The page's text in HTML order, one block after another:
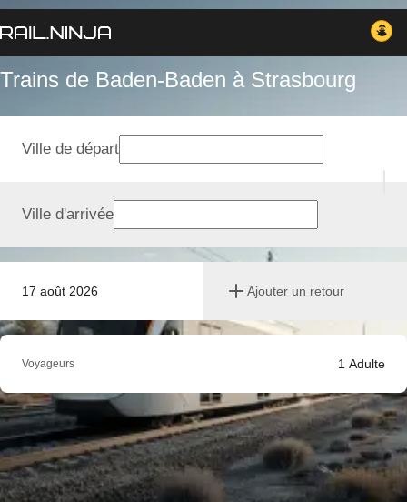
Trains de Baden-Baden à Strasbourg
17 août 2026 Ajouter un retour
Ville de départ
Ville d'arrivée
Voyageurs 1 Adulte